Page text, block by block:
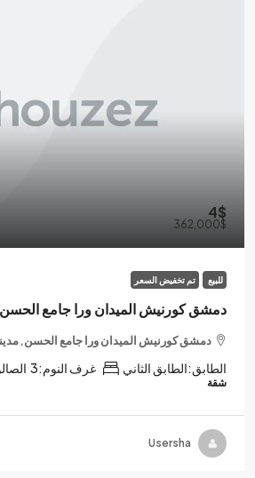
4$
362,000$
للبيع تم تخفيض السعر
دمشق كورنيش الميدان ورا جامع الحسن
دمشق كورنيش الميدان ورا جامع الحسن,
الطابق:الطابق الثاني غرف النوم:3
شقة
Usersha